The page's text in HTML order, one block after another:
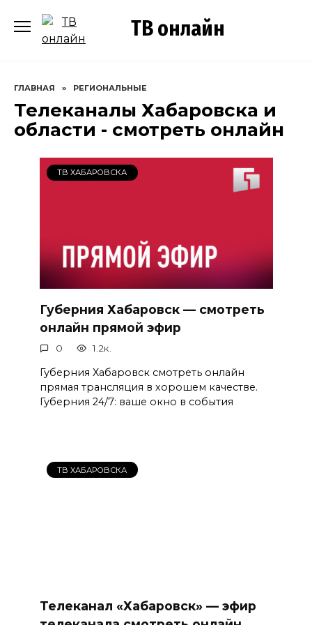
содержанию
ТВ онлайн
ГЛАВНАЯ » РЕГИОНАЛЬНЫЕ
Телеканалы Хабаровска и
области - смотреть онлайн
ТВ ХАБАРОВСКА
Губерния Хабаровск — смотреть
онлайн прямой эфир
0 1.2к.
Губерния Хабаровск смотреть онлайн
прямая трансляция в хорошем качестве.
Губерния 24/7: ваше окно в события
ТВ ХАБАРОВСКА
Телеканал «Хабаровск» — эфир